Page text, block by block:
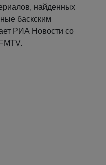
найденных
баскским
РИА Новости со